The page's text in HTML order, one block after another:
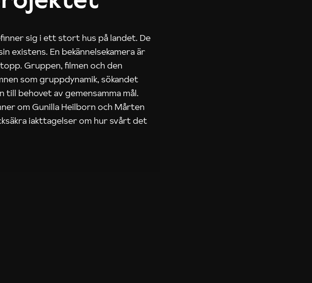
sig i ett stort hus på landet. De
existens. En bekännelsekamera är
Gruppen, filmen och den
som gruppdynamik, sökandet
behovet av gemensamma mål.
om Gunilla Heilborn och Mårten
iakttagelser om hur svårt det